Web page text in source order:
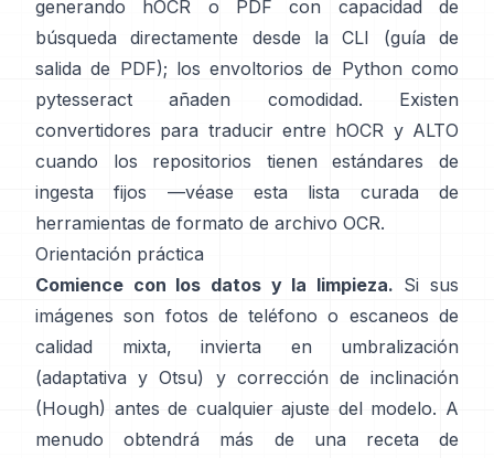
generando hOCR o PDF con capacidad de
búsqueda directamente desde la CLI (guía de
salida de PDF); los envoltorios de Python como
pytesseract
añaden comodidad. Existen
convertidores para traducir entre hOCR y ALTO
cuando los repositorios tienen estándares de
ingesta fijos —véase esta lista curada de
herramientas de formato de archivo OCR.
Orientación práctica
Comience con los datos y la limpieza. Si sus
imágenes son fotos de teléfono o escaneos de
calidad mixta, invierta en umbralización
(adaptativa y Otsu) y corrección de inclinación
(Hough) antes de cualquier ajuste del modelo. A
menudo obtendrá más de una receta de